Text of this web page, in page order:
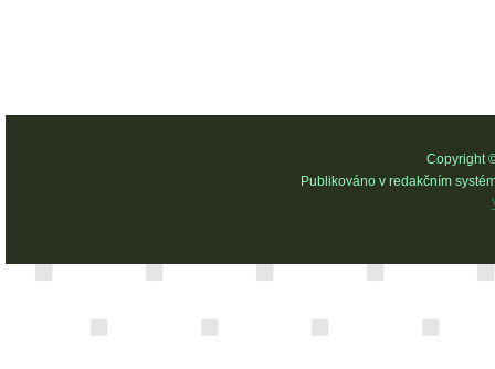
Copyright
Publikováno v redakčním